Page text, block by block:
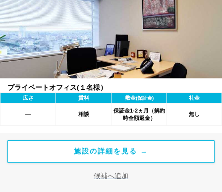
プライベートオフィス(１名様）
広さ 賃料 敷金(保証金) 礼金
― 相談
保証金1-2ヵ月（解約
時全額返金）
無し
施設の詳細を見る →
候補へ追加